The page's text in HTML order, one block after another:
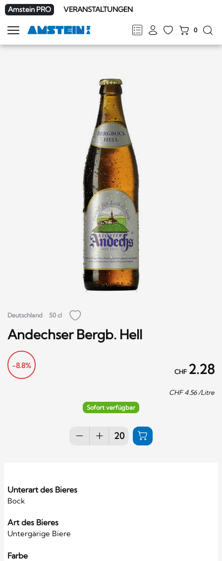
Amstein PRO VERANSTALTUNGEN
FRDEENIT
0
Navigation
zeigen
Deutschland 50 cl
Andechser Bergb. Hell
-8.8%
CHF 2.28
CHF4.56/Litre
Sofort verfügbar
Unterart des Bieres
Bock
Art des Bieres
Untergärige Biere
Farbe